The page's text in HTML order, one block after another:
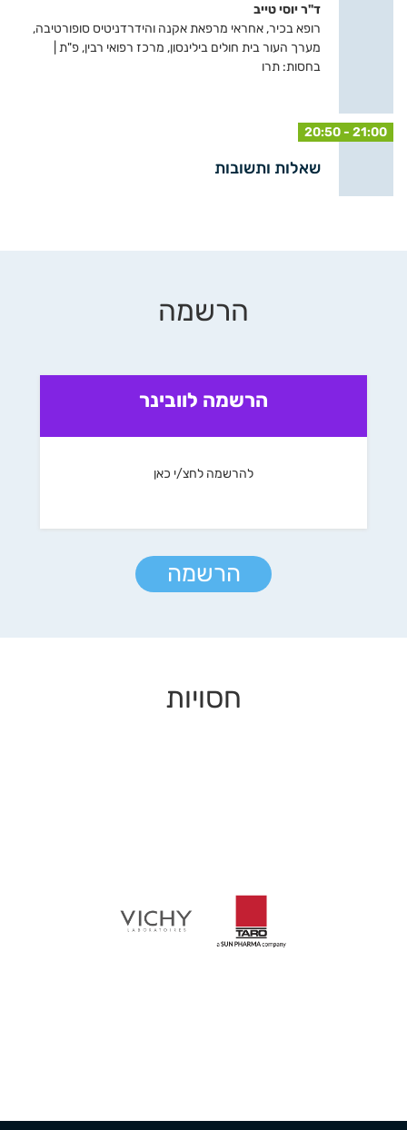
ד"ר יוסי טייב
רופא בכיר, אחראי מרפאת אקנה והידרדניטיס סופורטיבה,
מערך העור בית חולים בילינסון, מרכז רפואי רבין, פ"ת |
בחסות: תרו
20:50 - 21:00
שאלות ותשובות
הרשמה
הרשמה לוובינר
להרשמה לחצ/י כאן
הרשמה
חסויות